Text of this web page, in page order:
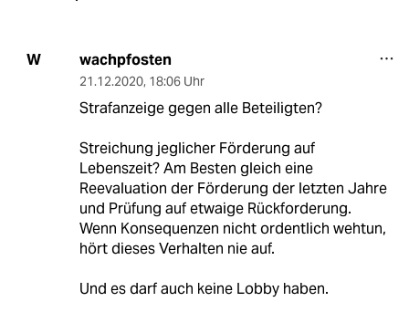
W wachpfosten
21.12.2020, 18:06 Uhr
Strafanzeige gegen alle Beteiligten?
Streichung jeglicher Förderung auf
Lebenszeit? Am Besten gleich eine
Reevaluation der Förderung der letzten Jahre
und Prüfung auf etwaige Rückforderung.
Wenn Konsequenzen nicht ordentlich wehtun,
hört dieses Verhalten nie auf.
Und es darf auch keine Lobby haben.